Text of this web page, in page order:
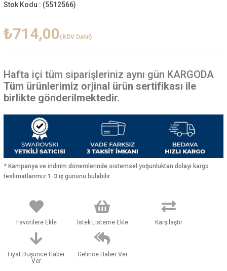
Stok Kodu : (5512566)
₺714,00 (KDV Dahil)
Hafta içi tüm siparişleriniz aynı gün KARGODA
Tüm ürünlerimiz orjinal ürün sertifikası ile
birlikte gönderilmektedir.
* Kampanya ve indirim dönemlerinde sistemsel yoğunluktan dolayı kargo
teslimatlarımız 1-3 iş gününü bulabilir.
Favorilere Ekle İstek Listeme Ekle Karşılaştır
Fiyat Düşünce Haber
Ver
Gelince Haber Ver